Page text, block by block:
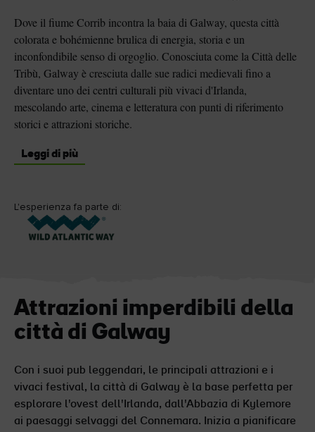
Dove il fiume Corrib incontra la baia di Galway, questa città
colorata e bohémienne brulica di energia, storia e un
inconfondibile senso di orgoglio. Conosciuta come la Città delle
Tribù, Galway è cresciuta dalle sue radici medievali fino a
diventare uno dei centri culturali più vivaci d'Irlanda,
mescolando arte, cinema e letteratura con punti di riferimento
storici e attrazioni storiche.
Leggi di più
L'esperienza fa parte di:
Attrazioni imperdibili della
città di Galway
Con i suoi pub leggendari, le principali attrazioni e i
vivaci festival, la città di Galway è la base perfetta per
esplorare l'ovest dell'Irlanda, dall'Abbazia di Kylemore
ai paesaggi selvaggi del Connemara. Inizia a pianificare